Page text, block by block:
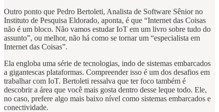
Outro ponto que Pedro Bertoleti, Analista de Software Sênior no
Instituto de Pesquisa Eldorado, aponta, é que “Internet das Coisas
não é um bloco. Não vamos estudar IoT em um livro sobre tudo do
assunto”, ou melhor, não há como se tornar um “especialista em
Internet das Coisas”.
Ela engloba uma série de tecnologias, indo de sistemas embarcados
a gigantescas plataformas. Compreender isso é um dos desafios em
trabalhar com IoT. Bertoleti ressalva que ter foco também é
descobrir a área que você mais gosta dentro desse leque todo. Ele,
no caso, prefere algo mais baixo nível como sistemas embarcados e
conectividade.